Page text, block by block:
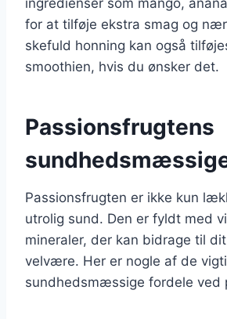
for at tilføje ekstra smag og
skefuld honning kan også
smoothien, hvis du ønsker det.
Passionsfrugtens
Passionsfrugten er ikke kun
utrolig sund. Den er fyldt med
mineraler, der kan bidrage til
velvære. Her er nogle af de
sundhedsmæssige fordele ved